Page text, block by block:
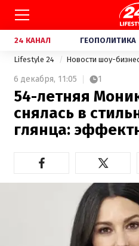
24 КАНАЛ ГЕОПОЛИТИКА
Lifestyle 24 Новости шоу-
6 декабря, 11:05 1
54-летняя
снялась в
глянца: